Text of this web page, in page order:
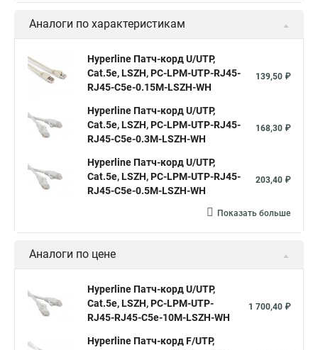
Аналоги по характеристикам
Hyperline Патч-корд U/UTP,
Cat.5е, LSZH, PC-LPM-UTP-RJ45-
RJ45-C5e-0.15M-LSZH-WH
139,50 ₽
Hyperline Патч-корд U/UTP,
Cat.5е, LSZH, PC-LPM-UTP-RJ45-
RJ45-C5e-0.3M-LSZH-WH
168,30 ₽
Hyperline Патч-корд U/UTP,
Cat.5e, LSZH, PC-LPM-UTP-RJ45-
RJ45-C5e-0.5M-LSZH-WH
203,40 ₽
Показать больше
Аналоги по цене
Hyperline Патч-корд U/UTP,
Cat.5e, LSZH, PC-LPM-UTP-
RJ45-RJ45-C5e-10M-LSZH-WH
1 700,40 ₽
Hyperline Патч-корд F/UTP,